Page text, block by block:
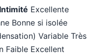
Intimité Excellente
Bonne si isolée
Variable Très
Faible Excellent